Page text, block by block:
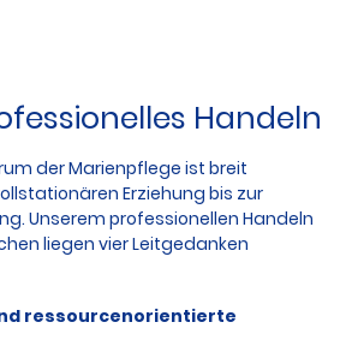
Handeln
der Marienpflege ist breit
Erziehung bis zur
Unserem professionellen Handeln
liegen vier Leitgedanken
ressourcenorientierte